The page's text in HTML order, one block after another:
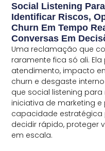
Social Listening
Identificar Riscos,
Churn Em Tempo
Conversas Em
Uma reclamação que
raramente fica só ali.
atendimento, impacto
churn e desgaste
que social listening
iniciativa de marketing
capacidade estratégica
decidir rápido, proteger
em escala.